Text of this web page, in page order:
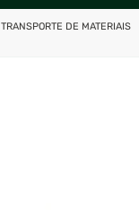
TRANSPORTE DE MATERIAIS